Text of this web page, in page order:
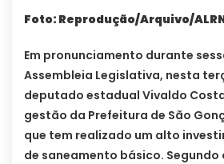
Foto: Reprodução/Arquivo/
Em pronunciamento durante
Assembleia Legislativa, nesta
deputado estadual Vivaldo
gestão da Prefeitura de São
que tem realizado um alto
de saneamento básico.